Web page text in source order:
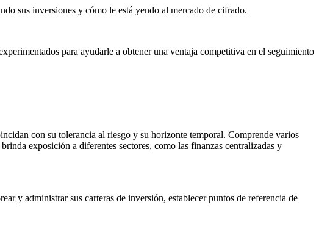
sus inversiones y cómo le está yendo al mercado de cifrado.
para ayudarle a obtener una ventaja competitiva en el seguimiento
con su tolerancia al riesgo y su horizonte temporal. Comprende varios
exposición a diferentes sectores, como las finanzas centralizadas y
y administrar sus carteras de inversión, establecer puntos de referencia de